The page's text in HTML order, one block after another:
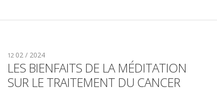
12 02 / 2024
LES BIENFAITS DE LA MÉDITATION
SUR LE TRAITEMENT DU CANCER